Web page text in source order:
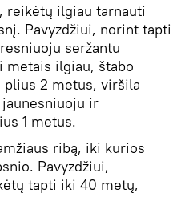
reikėtų ilgiau tarnauti
Pavyzdžiui, norint tapti
seržantu
metais ilgiau, štabo
2 metus, viršila
ir
1 metus.
ribą, iki kurios
Pavyzdžiui,
tapti iki 40 metų,